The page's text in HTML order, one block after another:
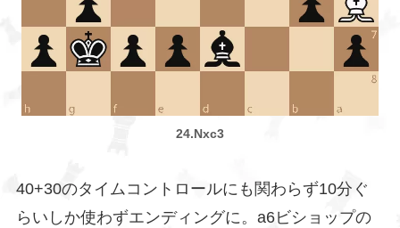
24.Nxc3
40+30のタイムコントロールにも関わらず10分ぐ
らいしか使わずエンディングに。a6ビショップの